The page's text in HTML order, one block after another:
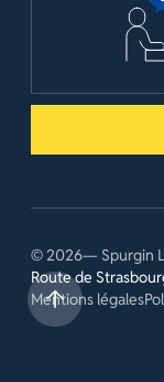
© 2026— Spurgin
Route de
Mentions légales